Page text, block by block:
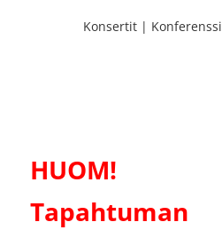
Konsertit |
HUOM!
Tapahtuman